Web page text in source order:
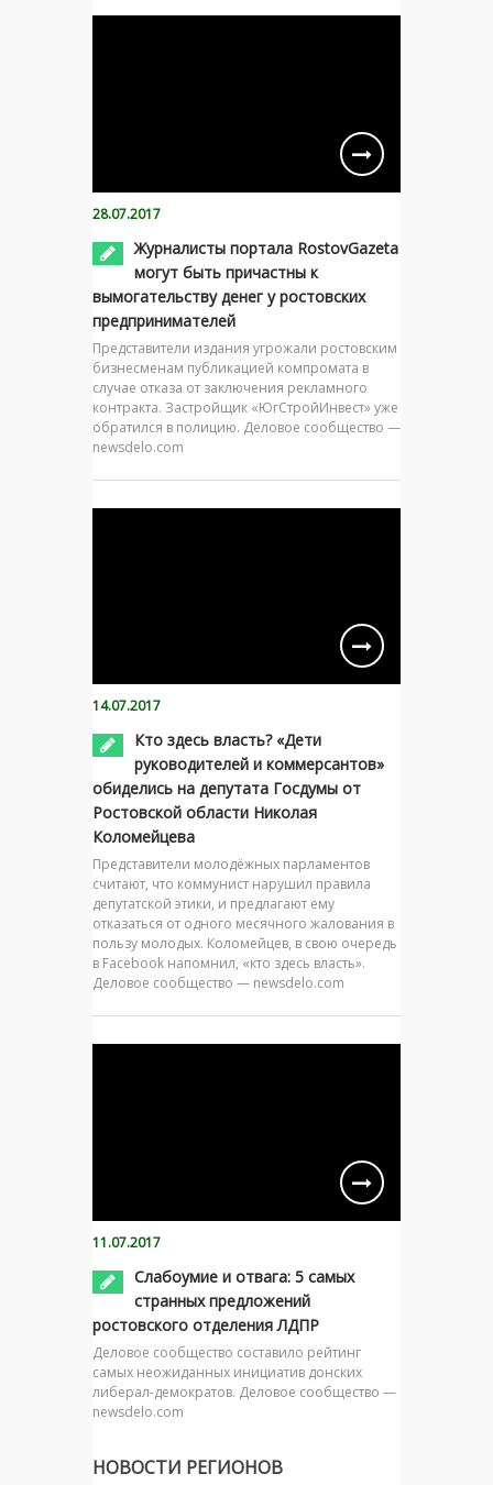
28.07.2017
Журналисты портала RostovGazeta
могут быть причастны к
вымогательству денег у ростовских
предпринимателей
Представители издания угрожали ростовским
бизнесменам публикацией компромата в
случае отказа от заключения рекламного
контракта. Застройщик «ЮгСтройИнвест» уже
обратился в полицию. Деловое сообщество —
newsdelo.com
14.07.2017
Кто здесь власть? «Дети
руководителей и коммерсантов»
обиделись на депутата Госдумы от
Ростовской области Николая
Коломейцева
Представители молодёжных парламентов
считают, что коммунист нарушил правила
депутатской этики, и предлагают ему
отказаться от одного месячного жалования в
пользу молодых. Коломейцев, в свою очередь
в Facebook напомнил, «кто здесь власть».
Деловое сообщество — newsdelo.com
11.07.2017
Слабоумие и отвага: 5 самых
странных предложений
ростовского отделения ЛДПР
Деловое сообщество составило рейтинг
самых неожиданных инициатив донских
либерал-демократов. Деловое сообщество —
newsdelo.com
НОВОСТИ РЕГИОНОВ